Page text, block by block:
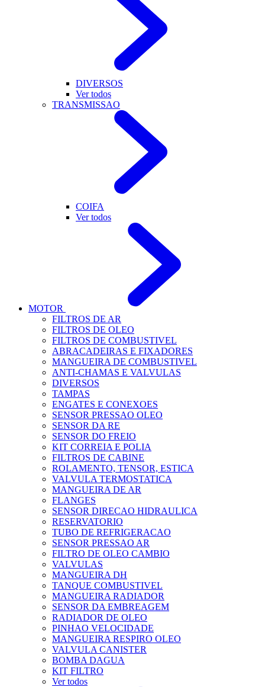
DIVERSOS
Ver todos
TRANSMISSAO
COIFA
Ver todos
MOTOR
FILTROS DE AR
FILTROS DE OLEO
FILTROS DE COMBUSTIVEL
ABRACADEIRAS E FIXADORES
MANGUEIRA DE COMBUSTIVEL
ANTI-CHAMAS E VALVULAS
DIVERSOS
TAMPAS
ENGATES E CONEXOES
SENSOR PRESSAO OLEO
SENSOR DA RE
SENSOR DO FREIO
KIT CORREIA E POLIA
FILTROS DE CABINE
ROLAMENTO, TENSOR, ESTICA
VALVULA TERMOSTATICA
MANGUEIRA DE AR
FLANGES
SENSOR DIRECAO HIDRAULICA
RESERVATORIO
TUBO DE REFRIGERACAO
SENSOR PRESSAO AR
FILTRO DE OLEO CAMBIO
VALVULAS
MANGUEIRA DH
TANQUE COMBUSTIVEL
MANGUEIRA RADIADOR
SENSOR DA EMBREAGEM
RADIADOR DE OLEO
PINHAO VELOCIDADE
MANGUEIRA RESPIRO OLEO
VALVULA CANISTER
BOMBA DAGUA
KIT FILTRO
Ver todos